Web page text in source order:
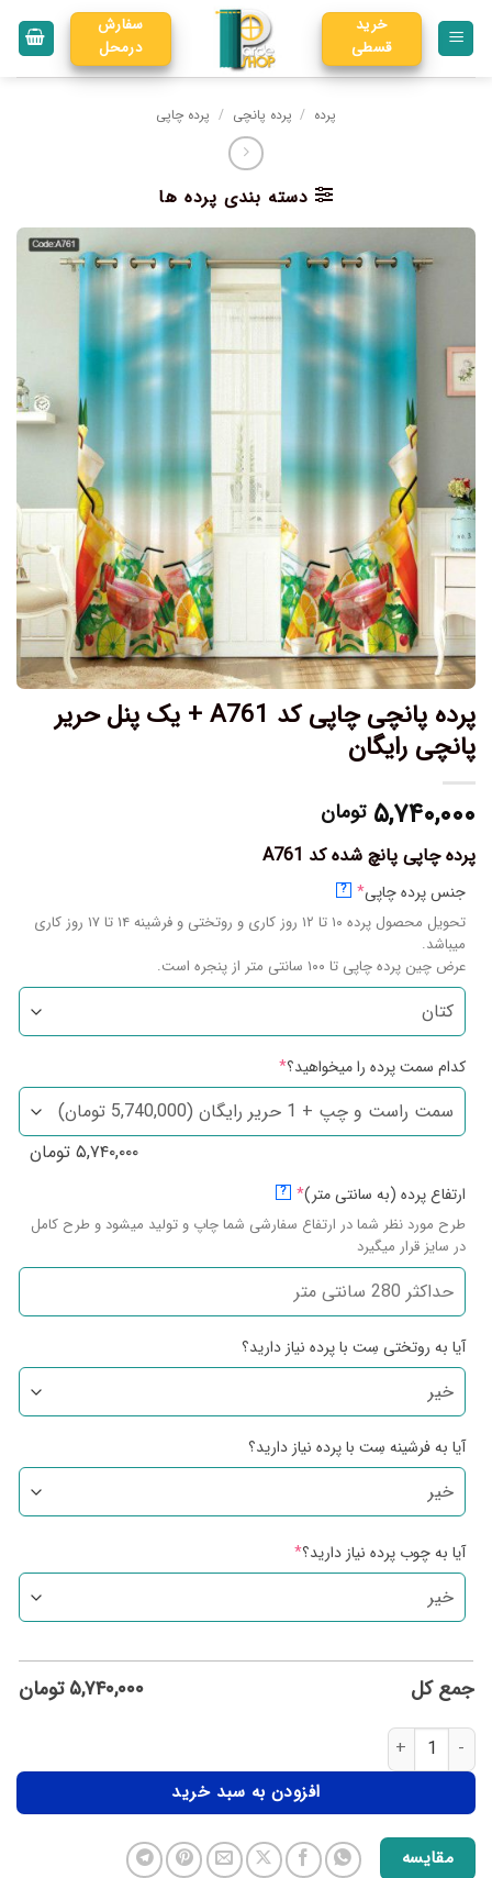
خرید
قسطی
سفارش
درمحل
پرده / پرده پانچی / پرده چاپی
دسته بندی پرده ها
پرده پانچی چاپی کد A761 + یک پنل حریر
پانچی رایگان
۵,۷۴۰,۰۰۰ تومان
پرده چاپی پانچ شده کد A761
جنس پرده چاپی*
?
تحویل محصول پرده ۱۰ تا ۱۲ روز کاری و روتختی و فرشینه ۱۴ تا ۱۷ روز کاری
میباشد.
عرض چین پرده چاپی تا ۱۰۰ سانتی متر از پنجره است.
کدام سمت پرده را میخواهید؟*
۵,۷۴۰,۰۰۰ تومان
ارتفاع پرده (به سانتی متر)*
?
طرح مورد نظر شما در ارتفاع سفارشی شما چاپ و تولید میشود و طرح کامل
در سایز قرار میگیرد
آیا به روتختی سِت با پرده نیاز دارید؟
آیا به فرشینه سِت با پرده نیاز دارید؟
آیا به چوب پرده نیاز دارید؟*
جمع کل ۵,۷۴۰,۰۰۰ تومان
افزودن به سبد خرید
مقایسه